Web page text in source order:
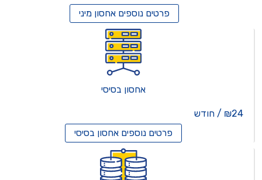
פרטים נוספיםאחסון מיני
אחסון בסיסי
₪24 / חודש
פרטים נוספיםאחסון בסיסי